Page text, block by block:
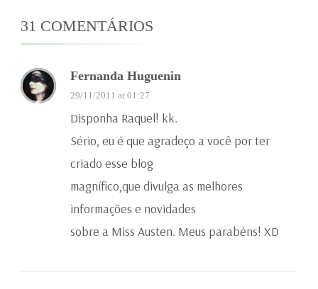
31 COMENTÁRIOS
Fernanda Huguenin
29/11/2011 at 01:27
Disponha Raquel! kk.
Sério, eu é que agradeço a você por ter
criado esse blog
magnífico,que divulga as melhores
informações e novidades
sobre a Miss Austen. Meus parabéns! XD